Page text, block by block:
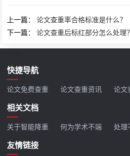
上一篇：论文查重率合格标准是什么？
下一篇：论文查重后标红部分怎么处理？
快捷导航
论文免费查重 论文查重资讯 论文
相关文档
关于智能降重 何为学术不端 处理
友情链接